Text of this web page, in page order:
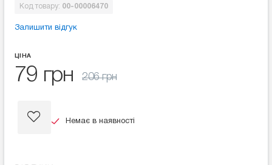
Код товару: 00-00006470
Залишити відгук
ЦІНА
79 грн 206 грн
Немає в наявності